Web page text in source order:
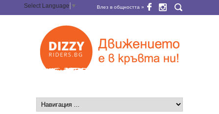
Select Language ▼ Влез в общността »